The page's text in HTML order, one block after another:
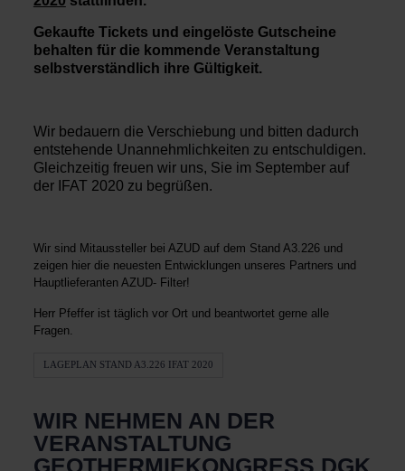
Gekaufte Tickets und eingelöste Gutscheine
behalten für die kommende Veranstaltung
selbstverständlich ihre Gültigkeit.
Wir bedauern die Verschiebung und bitten dadurch
entstehende Unannehmlichkeiten zu entschuldigen.
Gleichzeitig freuen wir uns, Sie im September auf
der IFAT 2020 zu begrüßen.
Wir sind Mitaussteller bei AZUD auf dem Stand A3.226 und
zeigen hier die neuesten Entwicklungen unseres Partners und
Hauptlieferanten AZUD- Filter!
Herr Pfeffer ist täglich vor Ort und beantwortet gerne alle
Fragen.
LAGEPLAN STAND A3.226 IFAT 2020
WIR NEHMEN AN DER
VERANSTALTUNG